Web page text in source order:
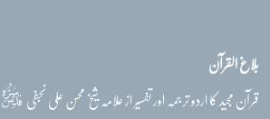
بلاغ القرآن
قرآن مجید کا اردو ترجمہ اور تفسیر از علامہ شیخ محسن علی نجفیقدس‌سره